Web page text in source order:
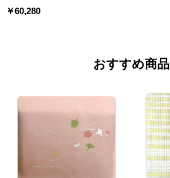
￥60,280
おすすめ商品